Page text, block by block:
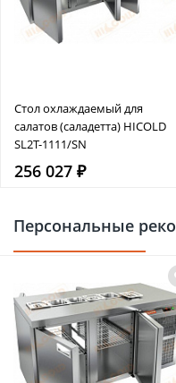
Стол охлаждаемый для
салатов (саладетта) HICOLD
SL2T-1111/SN
256 027 ₽
Персональные